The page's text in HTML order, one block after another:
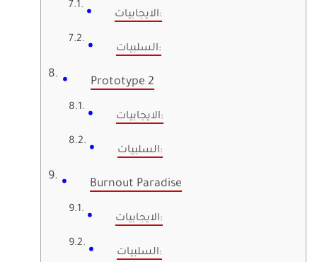
الايجابيات:
السلبيات:
Prototype 2
الايجابيات:
السلبيات:
Burnout Paradise
الايجابيات:
السلبيات: